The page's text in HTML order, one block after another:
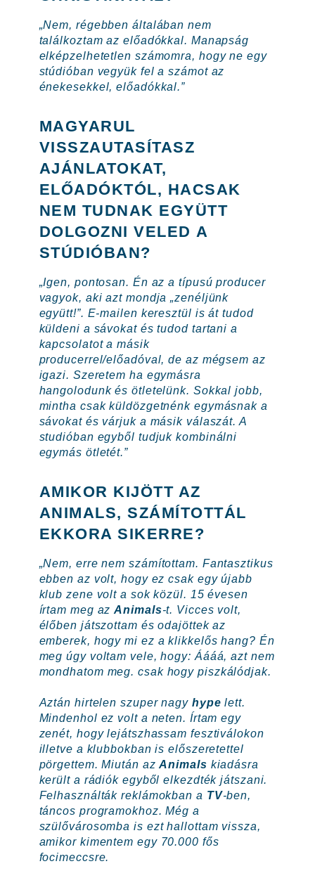
„Nem, régebben általában nem
találkoztam az előadókkal. Manapság
elképzelhetetlen számomra, hogy ne egy
stúdióban vegyük fel a számot az
énekesekkel, előadókkal.”
MAGYARUL
VISSZAUTASÍTASZ
AJÁNLATOKAT,
ELŐADÓKTÓL, HACSAK
NEM TUDNAK EGYÜTT
DOLGOZNI VELED A
STÚDIÓBAN?
„Igen, pontosan. Én az a típusú producer
vagyok, aki azt mondja „zenéljünk
együtt!”. E-mailen keresztül is át tudod
küldeni a sávokat és tudod tartani a
kapcsolatot a másik
producerrel/előadóval, de az mégsem az
igazi. Szeretem ha egymásra
hangolodunk és ötletelünk. Sokkal jobb,
mintha csak küldözgetnénk egymásnak a
sávokat és várjuk a másik válaszát. A
studióban egyből tudjuk kombinálni
egymás ötletét.”
AMIKOR KIJÖTT AZ
ANIMALS, SZÁMÍTOTTÁL
EKKORA SIKERRE?
„Nem, erre nem számítottam. Fantasztikus
ebben az volt, hogy ez csak egy újabb
klub zene volt a sok közül. 15 évesen
írtam meg azAnimals-t. Vicces volt,
élőben játszottam és odajöttek az
emberek, hogy mi ez a klikkelős hang? Én
meg úgy voltam vele, hogy: Áááá, azt nem
mondhatom meg. csak hogy piszkálódjak.
Aztán hirtelen szuper nagy hype lett.
Mindenhol ez volt a neten. Írtam egy
zenét, hogy lejátszhassam fesztiválokon
illetve a klubbokban is előszeretettel
pörgettem. Miután azAnimals kiadásra
került a rádiók egyből elkezdték játszani.
Felhasználták reklámokban a TV-ben,
táncos programokhoz. Még a
szülővárosomba is ezt hallottam vissza,
amikor kimentem egy 70.000 fős
focimeccsre.